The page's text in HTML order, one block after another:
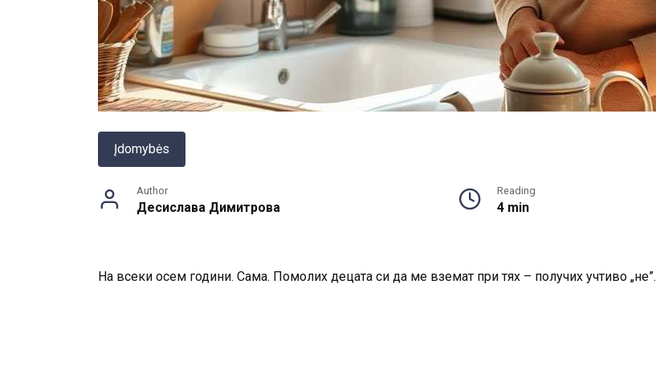
Įdomybės
Author
Десислава Димитрова
Reading
4 min
На всеки осем години. Сама. Помолих децата си да ме вземат при тях – получих учтиво „не”.